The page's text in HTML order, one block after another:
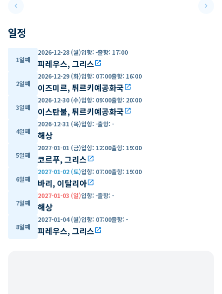
keyboard_arrow_leftPrevious slide keyboard_arrow_right
일정
1일째
2026-12-28 (월)입항: -출항: 17:00
피레우스, 그리스open_in_new
2일째
2026-12-29 (화)입항: 07:00출항: 16:00
이즈미르, 튀르키예공화국open_in_new
3일째
2026-12-30 (수)입항: 09:00출항: 20:00
이스탄불, 튀르키예공화국open_in_new
4일째
2026-12-31 (목)입항: -출항: -
해상
5일째
2027-01-01 (금)입항: 12:00출항: 19:00
코르푸, 그리스open_in_new
6일째
2027-01-02 (토)입항: 07:00출항: 19:00
바리, 이탈리아open_in_new
7일째
2027-01-03 (일)입항: -출항: -
해상
8일째
2027-01-04 (월)입항: 07:00출항: -
피레우스, 그리스open_in_new